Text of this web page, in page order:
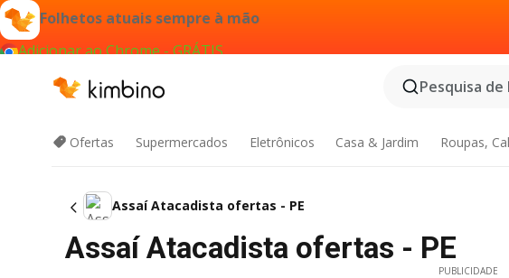
Folhetos atuais sempre à mão
Adicionar ao Chrome - GRÁTIS
Pesquisa
Ofertas Supermercados Eletrônicos Casa & Jardim Roupas,
Assaí Atacadista ofertas - PE
Assaí Atacadista ofertas - PE
PUBLICIDADE